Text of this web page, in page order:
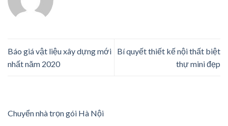
Báo giá vật liệu xây dựng mới
nhất năm 2020
Bí quyết thiết kế nội thất biệt
thự mini đẹp
Chuyển nhà trọn gói Hà Nội